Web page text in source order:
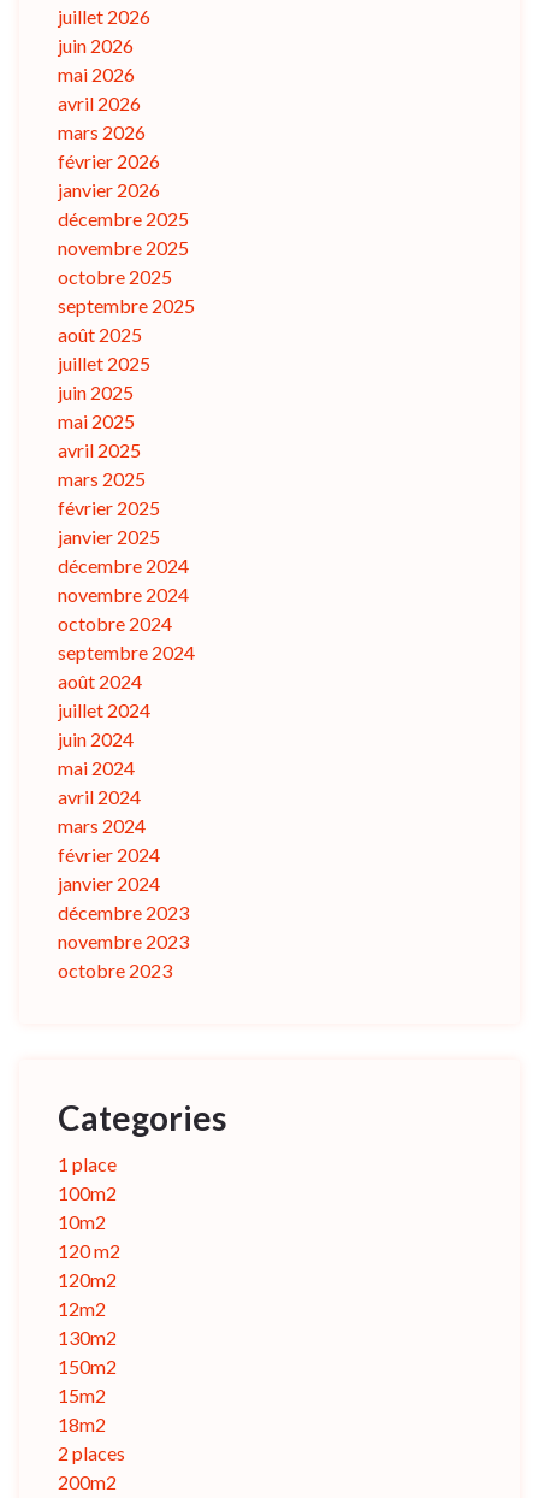
juillet 2026
juin 2026
mai 2026
avril 2026
mars 2026
février 2026
janvier 2026
décembre 2025
novembre 2025
octobre 2025
septembre 2025
août 2025
juillet 2025
juin 2025
mai 2025
avril 2025
mars 2025
février 2025
janvier 2025
décembre 2024
novembre 2024
octobre 2024
septembre 2024
août 2024
juillet 2024
juin 2024
mai 2024
avril 2024
mars 2024
février 2024
janvier 2024
décembre 2023
novembre 2023
octobre 2023
Categories
1 place
100m2
10m2
120 m2
120m2
12m2
130m2
150m2
15m2
18m2
2 places
200m2